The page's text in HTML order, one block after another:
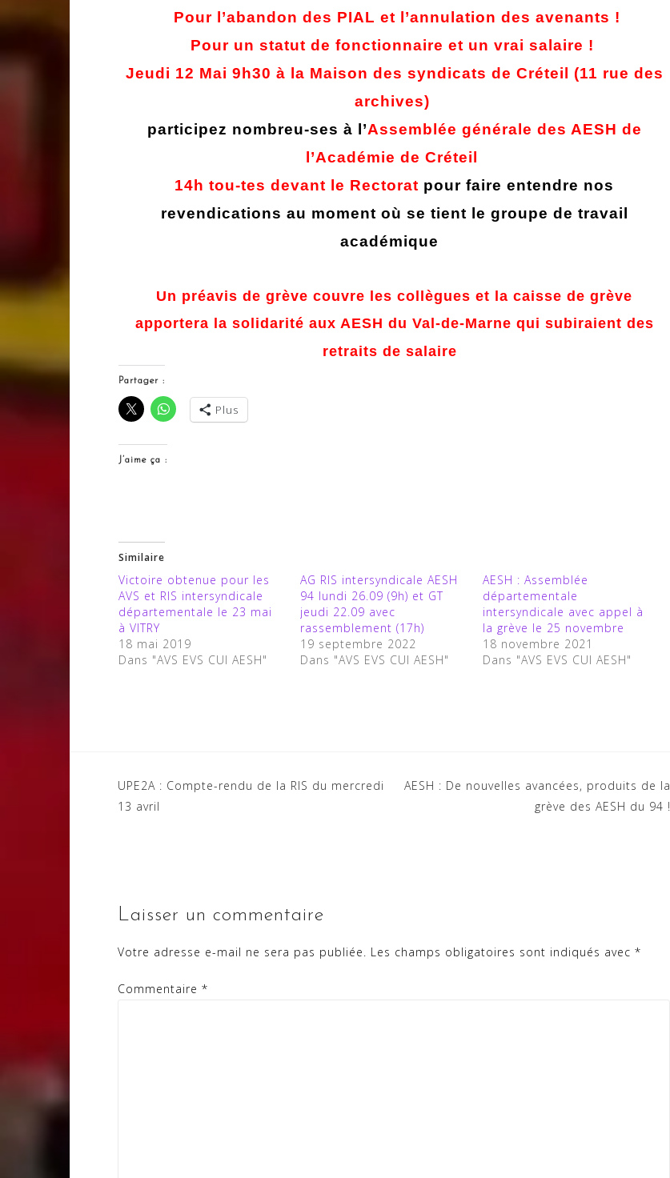
Pour l’abandon des PIAL et l’annulation des avenants !
Pour un statut de fonctionnaire et un vrai salaire !
Jeudi 12 Mai 9h30 à la Maison des syndicats de Créteil (11 rue des
archives)
participez nombreu-ses à l’Assemblée générale des AESH de
l’Académie de Créteil
14h tou-tes devant le Rectorat pour faire entendre nos
revendications au moment où se tient le groupe de travail
académique
Un préavis de grève couvre les collègues et la caisse de grève
apportera la solidarité aux AESH du Val-de-Marne qui subiraient des
retraits de salaire
Partager :
Plus
J’aime ça :
Similaire
Victoire obtenue pour les
AVS et RIS intersyndicale
départementale le 23 mai
à VITRY
18 mai 2019
Dans "AVS EVS CUI AESH"
AG RIS intersyndicale AESH
94 lundi 26.09 (9h) et GT
jeudi 22.09 avec
rassemblement (17h)
19 septembre 2022
Dans "AVS EVS CUI AESH"
AESH : Assemblée
départementale
intersyndicale avec appel à
la grève le 25 novembre
18 novembre 2021
Dans "AVS EVS CUI AESH"
Navigation
de
UPE2A : Compte-rendu de la RIS du mercredi
13 avril
AESH : De nouvelles avancées, produits de la
grève des AESH du 94 !
Laisser un commentaire
Votre adresse e-mail ne sera pas publiée. Les champs obligatoires sont indiqués avec *
Commentaire *